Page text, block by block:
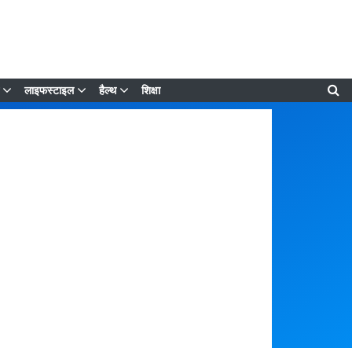
लाइफस्टाइल हैल्थ शिक्षा